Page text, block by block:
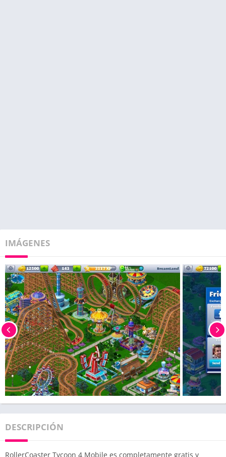
IMÁGENES
DESCRIPCIÓN
RollerCoaster Tycoon 4 Mobile es completamente gratis y